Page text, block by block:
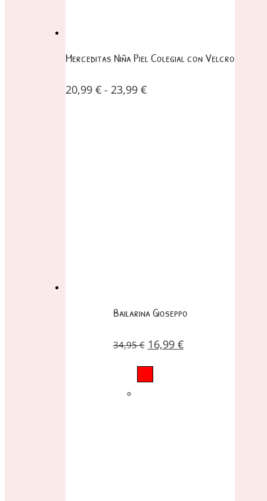
Merceditas Niña Piel Colegial con Velcro
20,99 € - 23,99 €
Bailarina Gioseppo
34,95€ 16,99 €